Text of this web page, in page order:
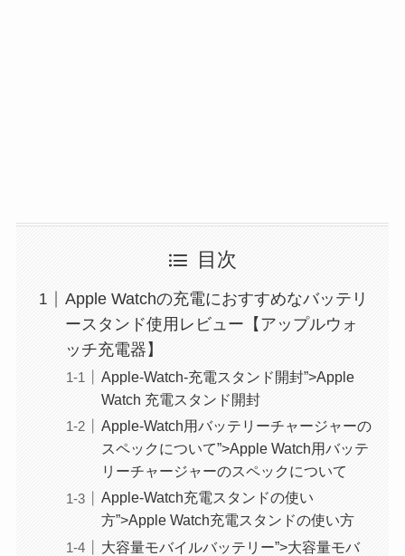
目次
Apple Watchの充電におすすめなバッテリ
ースタンド使用レビュー【アップルウォ
ッチ充電器】
Apple-Watch-充電スタンド開封”>Apple
Watch 充電スタンド開封
Apple-Watch用バッテリーチャージャーの
スペックについて”>Apple Watch用バッテ
リーチャージャーのスペックについて
Apple-Watch充電スタンドの使い
方”>Apple Watch充電スタンドの使い方
大容量モバイルバッテリー”>大容量モバ